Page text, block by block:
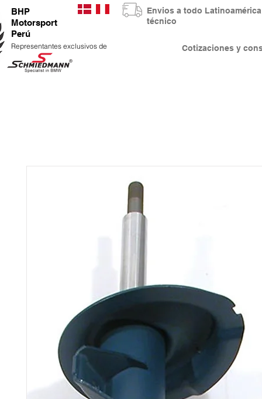
BHP
Motorsport
Perú
Representantes exclusivos de Cotizaciones y
Envios a todo
técnico